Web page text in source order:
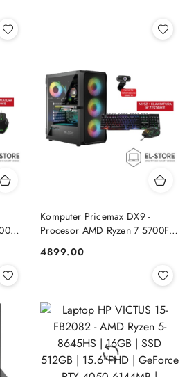
Komputer Pricemax DX9 -
Procesor AMD Ryzen 7 5700F |
GeForce RTX 5050 8GB | Win
Cena:
4899.00